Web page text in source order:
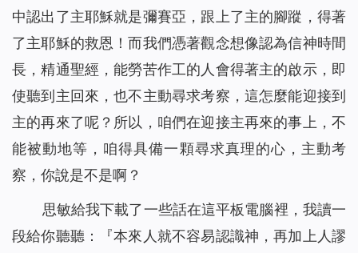
中認出了主耶穌就是彌賽亞，跟上了主的腳蹤，得著
了主耶穌的救恩！而我們憑著觀念想像認為信神時間
長，精通聖經，能勞苦作工的人會得著主的啟示，即
使聽到主回來，也不主動尋求考察，這怎麼能迎接到
主的再來了呢？所以，咱們在迎接主再來的事上，不
能被動地等，咱得具備一顆尋求真理的心，主動考
察，你說是不是啊？
思敏給我下載了一些話在這平板電腦裡，我讀一
段給你聽聽：『本來人就不容易認識神，再加上人謬